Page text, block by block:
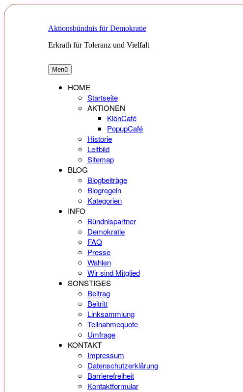
Zum
Inhalt
Aktionsbündnis für Demokratie
Erkrath für Toleranz und Vielfalt
Menü
HOME
Startseite
AKTIONEN
KlönCafé
PopupCafé
Historie
Leitbild
Sitemap
BLOG
Blogbeiträge
Blogregeln
Kategorien
INFO
Bündnispartner
Demokratie
FAQ
Presse
Wahlen
Wir sind Mitglied
SONSTIGES
Beitrag
Beitritt
Linksammlung
Teilnahmequote
Umfrage
KONTAKT
Impressum
Datenschutzerklärung
Barrierefreiheit
Kontaktformular